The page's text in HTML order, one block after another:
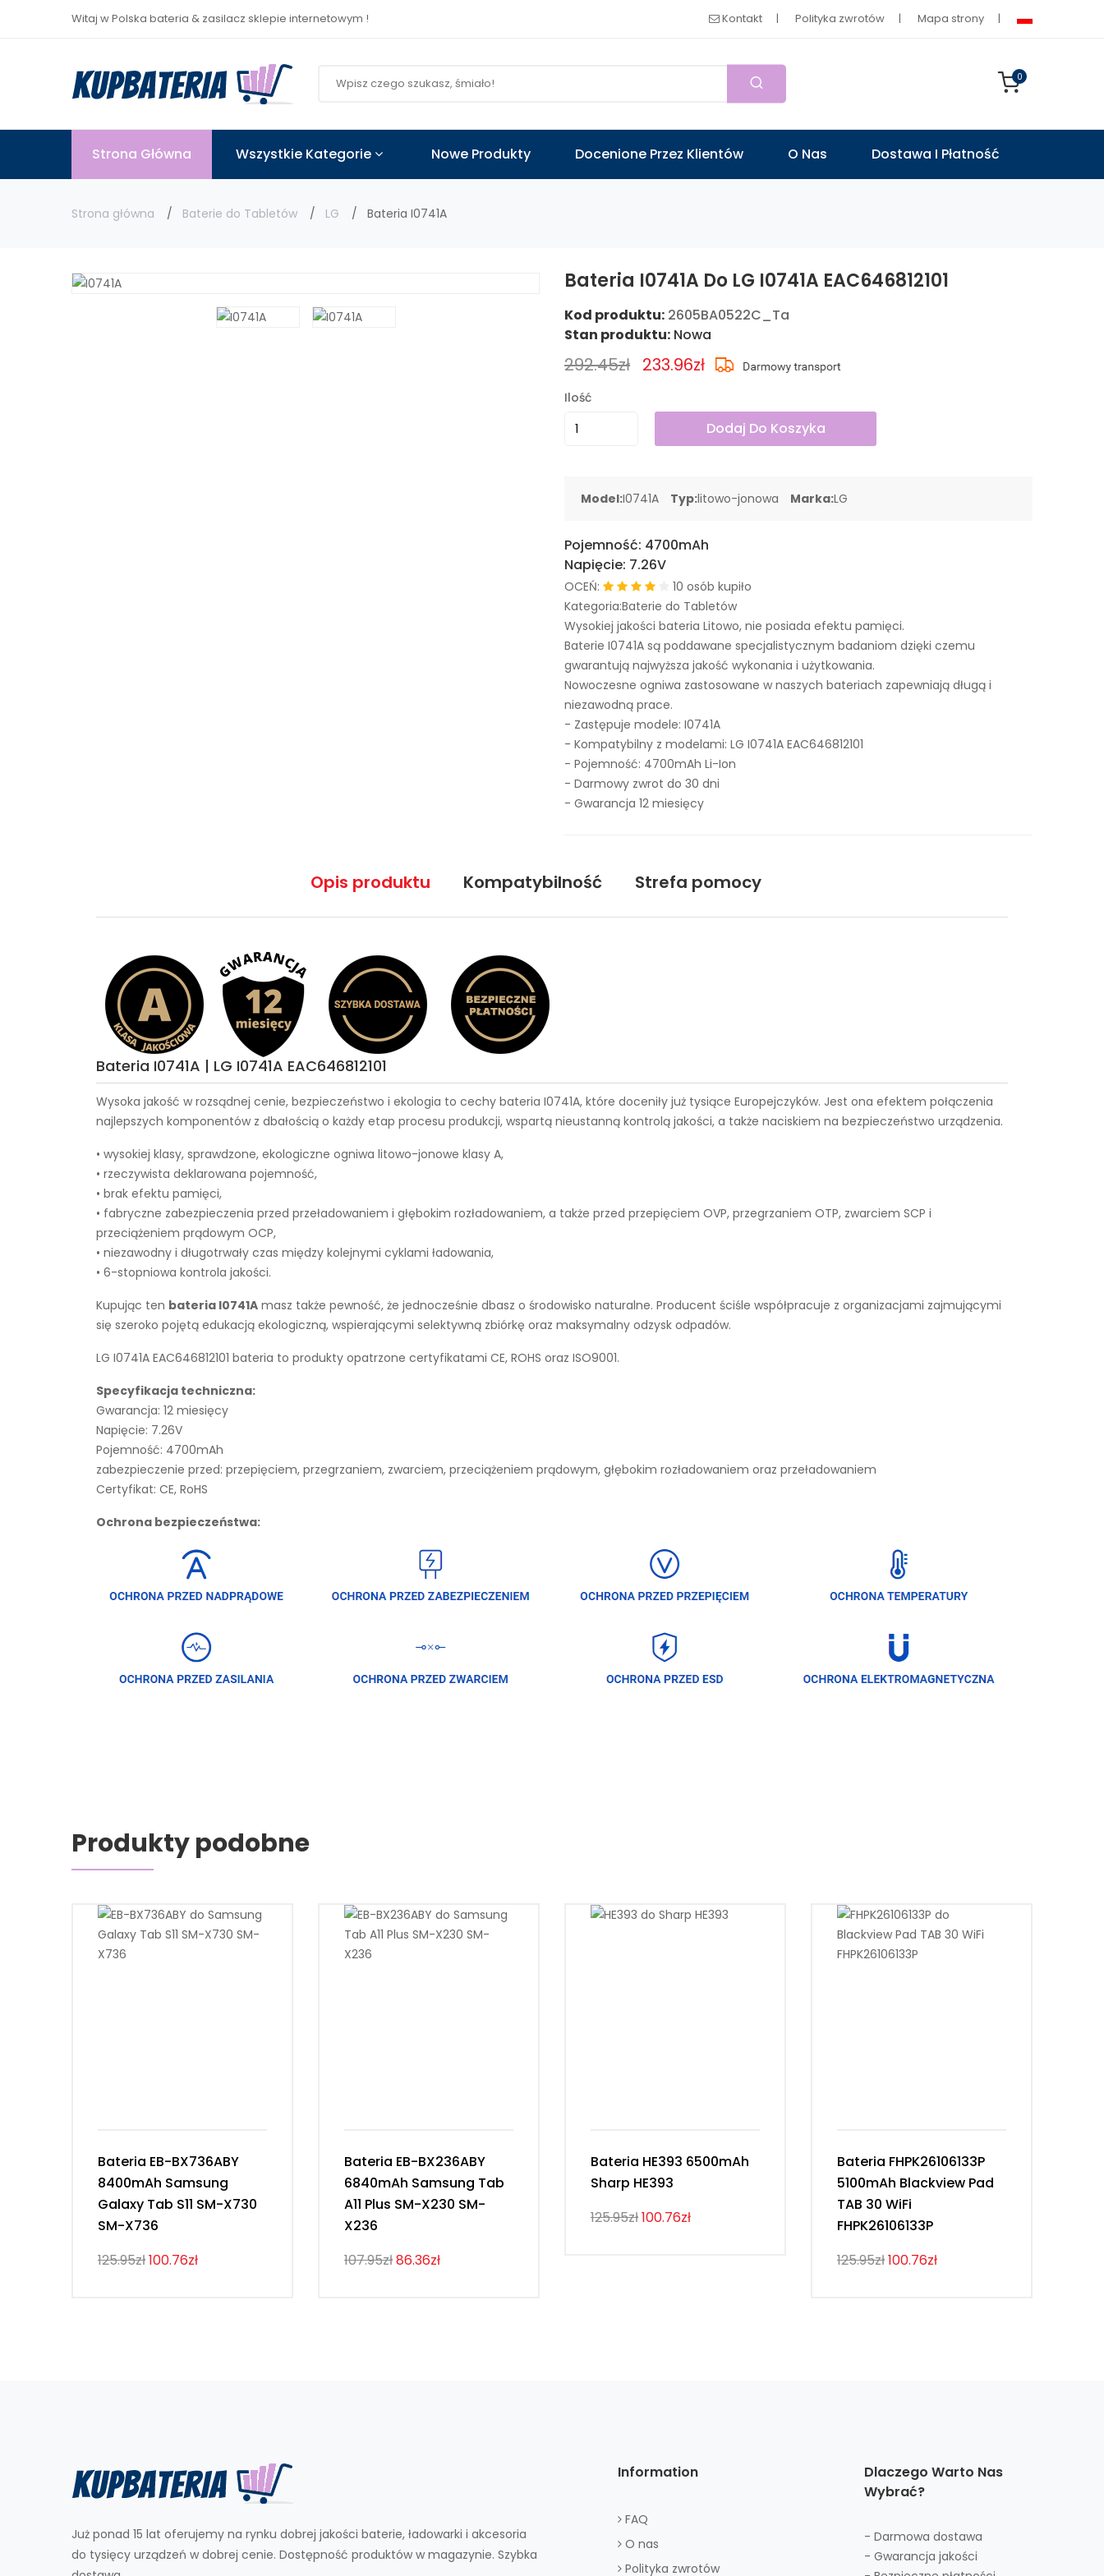
Witaj w Polska bateria & zasilacz sklepie internetowym ! Kontakt Polityka zwrotów Mapa strony
0
Strona Główna Wszystkie Kategorie Nowe Produkty Docenione Przez Klientów O Nas Dostawa I Płatność
Strona główna Baterie do Tabletów LG Bateria I0741A
Bateria I0741A Do LG I0741A EAC646812101
Kod produktu: 2605BA0522C_Ta
Stan produktu: Nowa
292.45zł 233.96zł
Ilość
Dodaj Do Koszyka
Model:I0741A Typ:litowo-jonowa Marka:LG
Pojemność: 4700mAh
Napięcie: 7.26V
OCEŃ:
10 osób kupiło
Kategoria:Baterie do Tabletów
Wysokiej jakości bateria Litowo, nie posiada efektu pamięci.
Baterie I0741A są poddawane specjalistycznym badaniom dzięki czemu
gwarantują najwyższa jakość wykonania i użytkowania.
Nowoczesne ogniwa zastosowane w naszych bateriach zapewniają długą i
niezawodną prace.
- Zastępuje modele: I0741A
- Kompatybilny z modelami: LG I0741A EAC646812101
- Pojemność: 4700mAh Li-Ion
- Darmowy zwrot do 30 dni
- Gwarancja 12 miesięcy
Opis produktu Kompatybilność Strefa pomocy
Bateria I0741A | LG I0741A EAC646812101
Wysoka jakość w rozsądnej cenie, bezpieczeństwo i ekologia to cechy bateria I0741A, które doceniły już tysiące Europejczyków. Jest ona efektem połączenia
najlepszych komponentów z dbałością o każdy etap procesu produkcji, wspartą nieustanną kontrolą jakości, a także naciskiem na bezpieczeństwo urządzenia.
• wysokiej klasy, sprawdzone, ekologiczne ogniwa litowo-jonowe klasy A,
• rzeczywista deklarowana pojemność,
• brak efektu pamięci,
• fabryczne zabezpieczenia przed przeładowaniem i głębokim rozładowaniem, a także przed przepięciem OVP, przegrzaniem OTP, zwarciem SCP i
przeciążeniem prądowym OCP,
• niezawodny i długotrwały czas między kolejnymi cyklami ładowania,
• 6-stopniowa kontrola jakości.
Kupując ten bateria I0741A masz także pewność, że jednocześnie dbasz o środowisko naturalne. Producent ściśle współpracuje z organizacjami zajmującymi
się szeroko pojętą edukacją ekologiczną, wspierającymi selektywną zbiórkę oraz maksymalny odzysk odpadów.
LG I0741A EAC646812101 bateria to produkty opatrzone certyfikatami CE, ROHS oraz ISO9001.
Specyfikacja techniczna:
Gwarancja: 12 miesięcy
Napięcie: 7.26V
Pojemność: 4700mAh
zabezpieczenie przed: przepięciem, przegrzaniem, zwarciem, przeciążeniem prądowym, głębokim rozładowaniem oraz przeładowaniem
Certyfikat: CE, RoHS
Ochrona bezpieczeństwa:
Produkty podobne
Bateria EB-BX736ABY
8400mAh Samsung
Galaxy Tab S11 SM-X730
SM-X736
125.95zł100.76zł
Bateria EB-BX236ABY
6840mAh Samsung Tab
A11 Plus SM-X230 SM-
X236
107.95zł86.36zł
Bateria HE393 6500mAh
Sharp HE393
125.95zł100.76zł
Bateria FHPK26106133P
5100mAh Blackview Pad
TAB 30 WiFi
FHPK26106133P
125.95zł100.76zł
Już ponad 15 lat oferujemy na rynku dobrej jakości baterie, ładowarki i akcesoria
do tysięcy urządzeń w dobrej cenie. Dostępność produktów w magazynie. Szybka
Information
FAQ
O nas
Polityka zwrotów
Dlaczego Warto Nas
Wybrać?
- Darmowa dostawa
- Gwarancja jakości